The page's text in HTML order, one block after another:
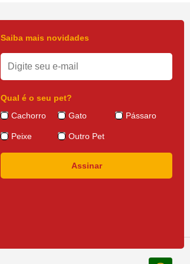
Saiba mais novidades
Qual é o seu pet?
Cachorro
Gato Pássaro
Peixe Outro Pet